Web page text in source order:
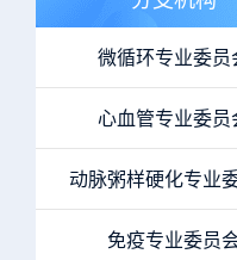
微循环专业委员
心血管专业委员
动脉粥样硬化专业
免疫专业委员